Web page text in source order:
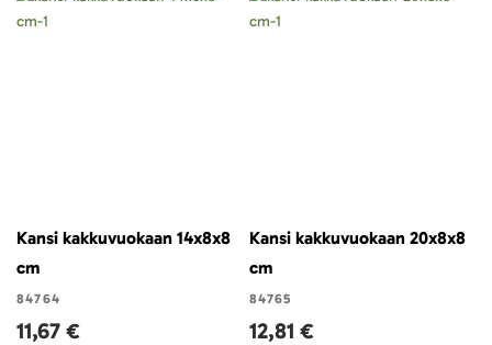
Kansi kakkuvuokaan 14x8x8
cm
84764
11,67 €
Kansi kakkuvuokaan 20x8x8
cm
84765
12,81 €